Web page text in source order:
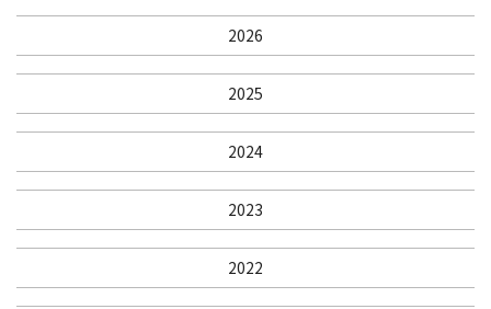
2026
2025
2024
2023
2022